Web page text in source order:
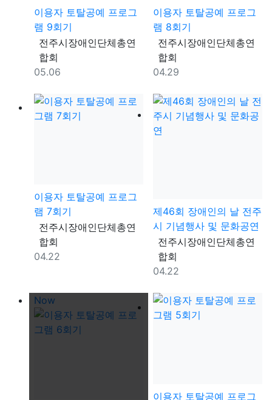
이용자 토탈공예 프로그
램 9회기
등록자
전주시장애인단체총연
합회
등록일
05.06
이용자 토탈공예 프로그
램 8회기
등록자
전주시장애인단체총연
합회
등록일
04.29
이용자 토탈공예 프로그
램 7회기
등록자
전주시장애인단체총연
합회
등록일
04.22
제46회 장애인의 날 전주
시 기념행사 및 문화공연
등록자
전주시장애인단체총연
합회
등록일
04.22
Now
이용자 토탈공예 프로그